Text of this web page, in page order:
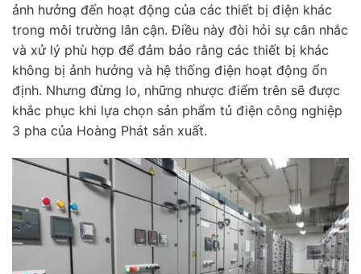
ảnh hưởng đến hoạt động của các thiết bị điện khác
trong môi trường lân cận. Điều này đòi hỏi sự cân nhắc
và xử lý phù hợp để đảm bảo rằng các thiết bị khác
không bị ảnh hưởng và hệ thống điện hoạt động ổn
định. Nhưng đừng lo, những nhược điểm trên sẽ được
khắc phục khi lựa chọn sản phẩm tủ điện công nghiệp
3 pha của Hoàng Phát sản xuất.